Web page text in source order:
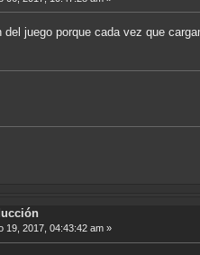
del juego porque cada vez que
19, 2017, 04:43:42 am »